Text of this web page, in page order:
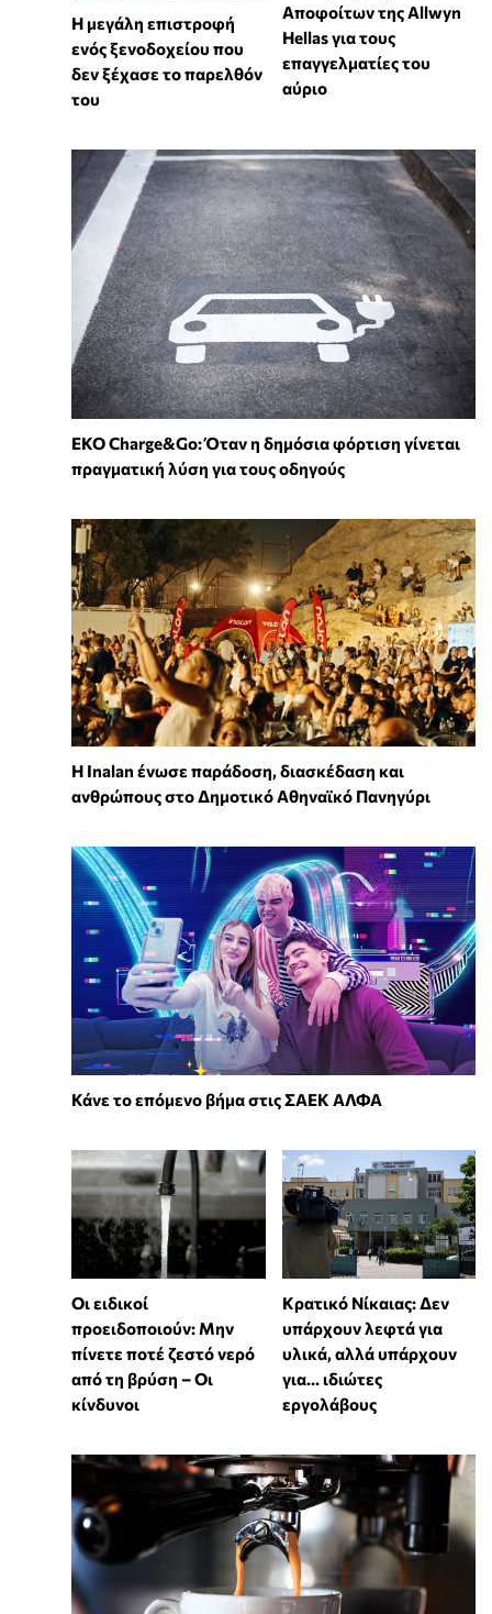
Η μεγάλη επιστροφή
ενός ξενοδοχείου που
δεν ξέχασε το παρελθόν
του
Αποφοίτων της Allwyn
Hellas για τους
επαγγελματίες του
αύριο
EKO Charge&Go: Όταν η δημόσια φόρτιση γίνεται
πραγματική λύση για τους οδηγούς
Η Inalan ένωσε παράδοση, διασκέδαση και
ανθρώπους στο Δημοτικό Αθηναϊκό Πανηγύρι
Κάνε το επόμενο βήμα στις ΣΑΕΚ ΑΛΦΑ
Οι ειδικοί
προειδοποιούν: Μην
πίνετε ποτέ ζεστό νερό
από τη βρύση – Οι
κίνδυνοι
Κρατικό Νίκαιας: Δεν
υπάρχουν λεφτά για
υλικά, αλλά υπάρχουν
για... ιδιώτες
εργολάβους